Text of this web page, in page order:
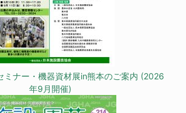
ミナー・機器資材展in熊本のご案内 (2026
年9月開催)